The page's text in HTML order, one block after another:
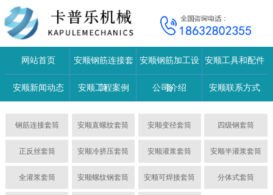
网站首页 安顺钢筋连接套
筒
安顺钢筋加工设
备
安顺工具和配件
安顺新闻动态 安顺工程案例 公司介绍 安顺联系方式
钢筋连接套筒 安顺直螺纹套筒 安顺变径套筒 四级钢套筒
正反丝套筒 安顺冷挤压套筒 安顺灌浆套筒 安顺半灌浆套筒
全灌浆套筒 安顺螺纹钢套筒 安顺可焊接套筒 分体式套筒